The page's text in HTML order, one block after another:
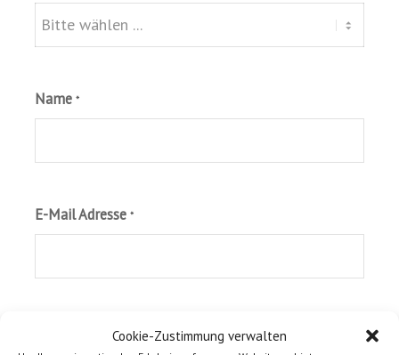
Cookie-Zustimmung verwalten
Name *
E-Mail Adresse *